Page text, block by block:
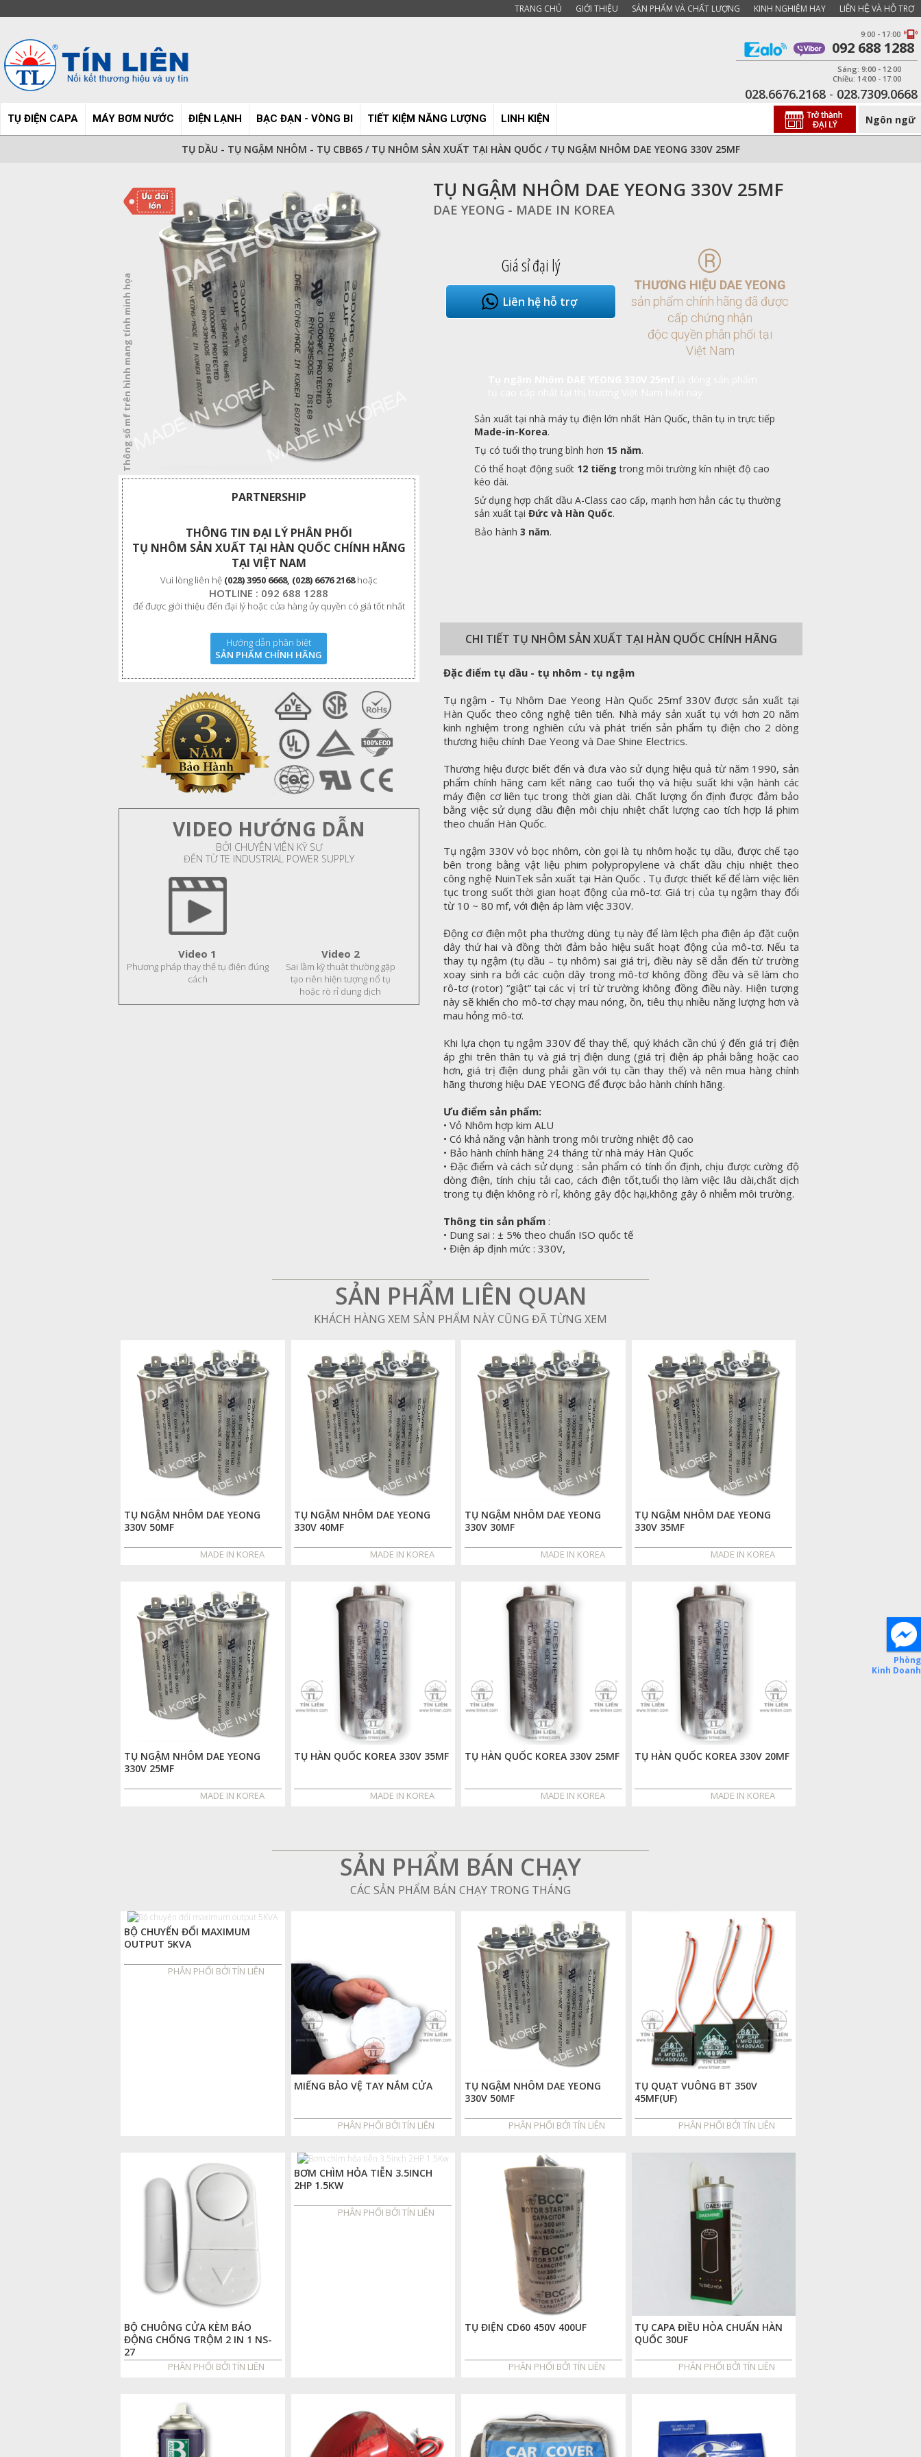
TRANG CHỦ GIỚI THIỆU SẢN PHẨM VÀ CHẤT LƯỢNG KINH NGHIỆM HAY LIÊN HỆ VÀ HỖ TRỢ
9:00 - 17:00
092 688 1288
Sáng: 9:00 - 12:00
Chiều: 14:00 - 17:00
028.7309.0668
-
028.6676.2168
TỤ ĐIỆN CAPA MÁY BƠM NƯỚC ĐIỆN LẠNH BẠC ĐẠN - VÒNG BI TIẾT KIỆM NĂNG LƯỢNG LINH KIỆN Ngôn ngữ
TỤ DẦU - TỤ NGẬM NHÔM - TỤ CBB65/ TỤ NHÔM SẢN XUẤT TẠI HÀN QUỐC / TỤ NGẬM NHÔM DAE YEONG 330V 25MF
TỤ NGẬM NHÔM DAE YEONG 330V 25MF
DAE YEONG - MADE IN KOREA
Thông số mf trên hình mang tính minh họa
Giá sỉ đại lý
Liên hệ hỗ trợ
®
THƯƠNG HIỆU DAE YEONG
sản phẩm chính hãng đã được
cấp chứng nhận
độc quyền phân phối tại
Việt Nam
Sản xuất tại nhà máy tụ điện lớn nhất Hàn Quốc, thân tụ in trực tiếp
Made-in-Korea.
Tụ có tuổi thọ trung bình hơn 15 năm.
Có thể hoạt động suốt 12 tiếng trong môi trường kín nhiệt độ cao
kéo dài.
Sử dụng hợp chất dầu A-Class cao cấp, mạnh hơn hẳn các tụ thường
sản xuất tạiĐức và Hàn Quốc.
Bảo hành3 năm.
CHI TIẾT TỤ NHÔM SẢN XUẤT TẠI HÀN QUỐC CHÍNH HÃNG
Đặc điểm tụ dầu - tụ nhôm - tụ ngậm
Tụ ngậm - Tụ Nhôm Dae Yeong Hàn Quốc 25mf 330V được sản xuất tại
Hàn Quốc theo công nghệ tiên tiến. Nhà máy sản xuất tụ với hơn 20 năm
kinh nghiệm trong nghiên cứu và phát triển sản phẩm tụ điện cho 2 dòng
thương hiệu chính Dae Yeong và Dae Shine Electrics.
Thương hiệu được biết đến và đưa vào sử dụng hiệu quả từ năm 1990, sản
phẩm chính hãng cam kết nâng cao tuổi thọ và hiệu suất khi vận hành các
máy điện cơ liên tục trong thời gian dài. Chất lượng ổn định được đảm bảo
bằng việc sử dụng dầu điện môi chịu nhiệt chất lượng cao tích hợp lá phim
theo chuẩn Hàn Quốc.
Tụ ngậm 330V vỏ bọc nhôm, còn gọi là tụ nhôm hoặc tụ dầu, được chế tạo
bên trong bằng vật liệu phim polypropylene và chất dầu chịu nhiệt theo
công nghệ NuinTek sản xuất tại Hàn Quốc . Tụ được thiết kế để làm việc liên
tục trong suốt thời gian hoạt động của mô-tơ. Giá trị của tụ ngậm thay đổi
từ 10 ~ 80 mf, với điện áp làm việc 330V.
Động cơ điện một pha thường dùng tụ này để làm lệch pha điện áp đặt cuộn
dây thứ hai và đồng thời đảm bảo hiệu suất hoạt động của mô-tơ. Nếu ta
thay tụ ngậm (tụ dầu – tụ nhôm) sai giá trị, điều này sẽ dẫn đến từ trường
xoay sinh ra bởi các cuộn dây trong mô-tơ không đồng đều và sẽ làm cho
rô-tơ (rotor) “giật” tại các vị trí từ trường không đồng điều này. Hiện tượng
này sẽ khiến cho mô-tơ chạy mau nóng, ồn, tiêu thụ nhiều năng lượng hơn và
mau hỏng mô-tơ.
Khi lựa chọn tụ ngậm 330V để thay thế, quý khách cần chú ý đến giá trị điện
áp ghi trên thân tụ và giá trị điện dung (giá trị điện áp phải bằng hoặc cao
hơn, giá trị điện dung phải gần với tụ cần thay thế) và nên mua hàng chính
hãng thương hiệu DAE YEONG để được bảo hành chính hãng.
Ưu điểm sản phẩm:
• Vỏ Nhôm hợp kim ALU
• Có khả năng vận hành trong môi trường nhiệt độ cao
• Bảo hành chính hãng 24 tháng từ nhà máy Hàn Quốc
• Đặc điểm và cách sử dụng : sản phẩm có tính ổn định, chịu được cường độ
dòng điện, tính chịu tải cao, cách điện tốt,tuổi thọ làm việc lâu dài,chất dịch
trong tụ điện không rò rỉ, không gây độc hại,không gây ô nhiễm môi trường.
Thông tin sản phẩm :
• Dung sai : ± 5% theo chuẩn ISO quốc tế
• Điện áp định mức : 330V,
PARTNERSHIP
THÔNG TIN ĐẠI LÝ PHÂN PHỐI
TỤ NHÔM SẢN XUẤT TẠI HÀN QUỐC CHÍNH HÃNG
TẠI VIỆT NAM
Vui lòng liên hệ (028) 3950 6668, (028) 6676 2168hoặc
HOTLINE : 092 688 1288
để được giới thiệu đến đại lý hoặc cửa hàng ủy quyền có giá tốt nhất
Hướng dẫn phân biệt
SẢN PHẨM CHÍNH HÃNG
VIDEO HƯỚNG DẪN
BỞI CHUYÊN VIÊN KỸ SƯ
ĐẾN TỪ TE INDUSTRIAL POWER SUPPLY
Video 1
Phương pháp thay thế tụ điện đúng
cách
Video 2
Sai lầm kỹ thuật thường gặp
tạo nên hiện tượng nổ tụ
hoặc rò rỉ dung dịch
SẢN PHẨM LIÊN QUAN
KHÁCH HÀNG XEM SẢN PHẨM NÀY CŨNG ĐÃ TỪNG XEM
TỤ NGẬM NHÔM DAE YEONG
330V 50MF
MADE IN KOREA
TỤ NGẬM NHÔM DAE YEONG
330V 40MF
MADE IN KOREA
TỤ NGẬM NHÔM DAE YEONG
330V 30MF
MADE IN KOREA
TỤ NGẬM NHÔM DAE YEONG
330V 35MF
MADE IN KOREA
TỤ NGẬM NHÔM DAE YEONG
330V 25MF
MADE IN KOREA
TỤ HÀN QUỐC KOREA 330V 35MF
MADE IN KOREA
TỤ HÀN QUỐC KOREA 330V 25MF
MADE IN KOREA
TỤ HÀN QUỐC KOREA 330V 20MF
MADE IN KOREA
SẢN PHẨM BÁN CHẠY
CÁC SẢN PHẨM BÁN CHẠY TRONG THÁNG
BỘ CHUYỂN ĐỔI MAXIMUM
OUTPUT 5KVA
PHÂN PHỐI BỞI TÍN LIÊN
MIẾNG BẢO VỆ TAY NẮM CỬA
PHÂN PHỐI BỞI TÍN LIÊN
TỤ NGẬM NHÔM DAE YEONG
330V 50MF
PHÂN PHỐI BỞI TÍN LIÊN
TỤ QUẠT VUÔNG BT 350V
45MF(UF)
PHÂN PHỐI BỞI TÍN LIÊN
BỘ CHUÔNG CỬA KÈM BÁO
ĐỘNG CHỐNG TRỘM 2 IN 1 NS-
27
PHÂN PHỐI BỞI TÍN LIÊN
BƠM CHÌM HỎA TIỄN 3.5INCH
2HP 1.5KW
PHÂN PHỐI BỞI TÍN LIÊN
TỤ ĐIỆN CD60 450V 400UF
PHÂN PHỐI BỞI TÍN LIÊN
TỤ CAPA ĐIỀU HÒA CHUẨN HÀN
QUỐC 30UF
PHÂN PHỐI BỞI TÍN LIÊN